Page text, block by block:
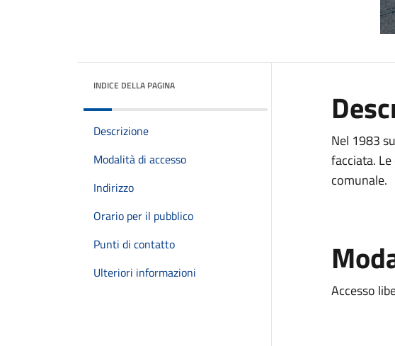
INDICE DELLA PAGINA
Descrizione
Modalità di accesso
Indirizzo
Orario per il pubblico
Punti di contatto
Ulteriori informazioni
Nel 1983
facciata.
comunale.
Accesso